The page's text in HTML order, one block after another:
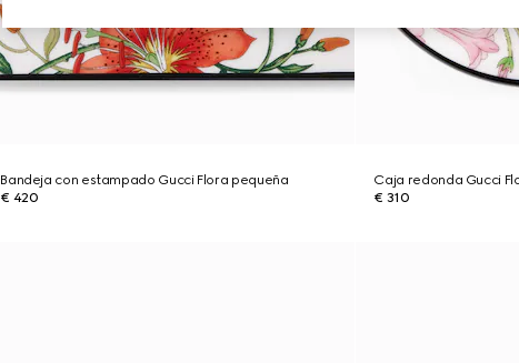
Bandeja con estampado Gucci Flora pequeña
€ 420
Caja redonda Gucci
€ 310